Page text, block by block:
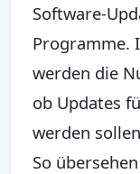
Software-
Programme.
werden die
ob Updates
werden
So